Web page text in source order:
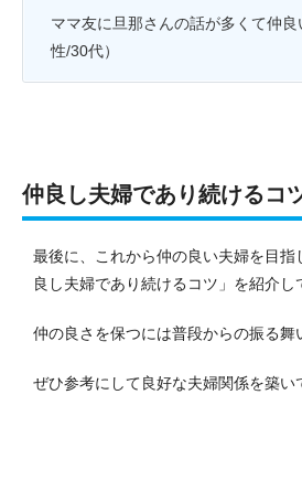
ママ友に旦那さんの話が多くて仲
性/30代）
仲良し夫婦であり続けるコ
最後に、これから仲の良い夫婦を目指
良し夫婦であり続けるコツ」を紹介し
仲の良さを保つには普段からの振る舞
ぜひ参考にして良好な夫婦関係を築い